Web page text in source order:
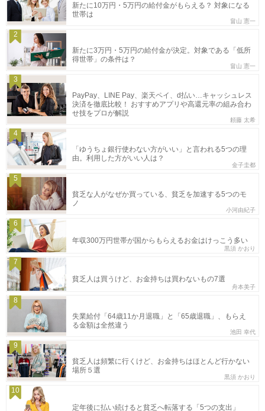
新たに10万円・5万円の給付金がもらえる？ 対象になる
世帯は
畠山 憲一
2
新たに3万円・5万円の給付金が決定。対象である「低所
得世帯」の条件は？
畠山 憲一
3
PayPay、LINE Pay、楽天ペイ、d払い…キャッシュレス
決済を徹底比較！ おすすめアプリや高還元率の組み合わ
せ技をプロが解説
頼藤 太希
4
「ゆうちょ銀行使わない方がいい」と言われる5つの理
由。利用した方がいい人は？
金子圭都
5
貧乏な人がなぜか買っている、貧乏を加速する5つのモ
ノ
小河由紀子
6
年収300万円世帯が国からもらえるお金はけっこう多い
黒須 かおり
7
貧乏人は買うけど、お金持ちは買わないもの7選
舟本美子
8
失業給付「64歳11か月退職」と「65歳退職」、もらえ
る金額は全然違う
池田 幸代
9
貧乏人は頻繁に行くけど、お金持ちはほとんど行かない
場所５選
黒須 かおり
10
定年後に払い続けると貧乏へ転落する「5つの支出」